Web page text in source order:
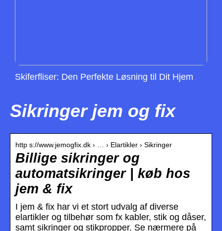
Skiferfliser: Den Perfekte Løsning til Dit Hjem
Sikringer jem og fix
http s://www.jemogfix.dk › … › Elartikler › Sikringer
Billige sikringer og
automatsikringer | køb hos
jem & fix
I jem & fix har vi et stort udvalg af diverse
elartikler og tilbehør som fx kabler, stik og dåser,
samt sikringer og stikpropper. Se nærmere på